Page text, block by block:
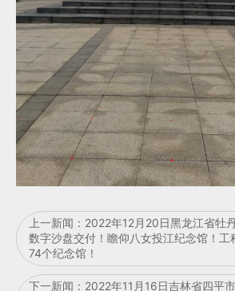
上一新闻： 2022年12月20日黑龙江省牡
数字沙盘交付！瞻仰八女投江纪念馆！工
74个纪念馆！
下一新闻： 2022年11月16日吉林省四平